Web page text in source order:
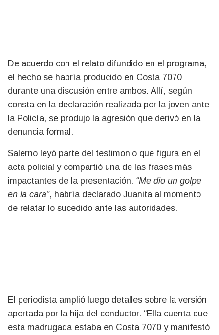
De acuerdo con el relato difundido en el programa,
el hecho se habría producido en Costa 7070
durante una discusión entre ambos. Allí, según
consta en la declaración realizada por la joven ante
la Policía, se produjo la agresión que derivó en la
denuncia formal.
Salerno leyó parte del testimonio que figura en el
acta policial y compartió una de las frases más
impactantes de la presentación. “Me dio un golpe
en la cara”, habría declarado Juanita al momento
de relatar lo sucedido ante las autoridades.
El periodista amplió luego detalles sobre la versión
aportada por la hija del conductor. “Ella cuenta que
esta madrugada estaba en Costa 7070 y manifestó